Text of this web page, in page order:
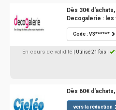
Dès 30€
Decogalerie :
Code : V3******
En cours de validité | Utilisé 21 fois
Dès 60€
vers la réduction